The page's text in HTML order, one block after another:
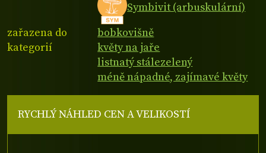
Symbivit (arbuskulární)
zařazena do
kategorií
bobkovišně
květy na jaře
listnatý stálezelený
méně nápadné, zajímavé květy
RYCHLÝ NÁHLED CEN A VELIKOSTÍ